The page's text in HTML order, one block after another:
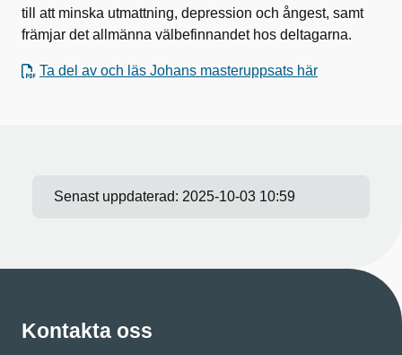
till att minska utmattning, depression och ångest, samt
främjar det allmänna välbefinnandet hos deltagarna.
Ta del av och läs Johans masteruppsats här
Senast uppdaterad: 2025-10-03 10:59
Kontakta oss